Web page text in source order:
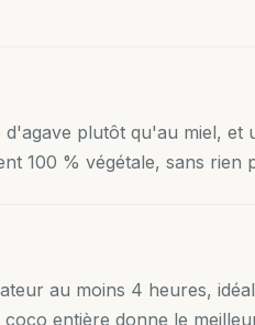
plutôt qu'au miel,
100 % végétale, sans rien
au moins 4 heures,
entière donne le